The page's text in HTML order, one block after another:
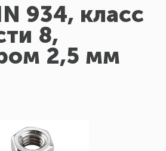
934, класс
8,
2,5 мм